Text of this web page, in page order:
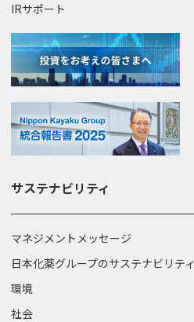
IRサポート
サステナビリティ
マネジメントメッセージ
日本化薬グループのサステナビリティ
環境
社会